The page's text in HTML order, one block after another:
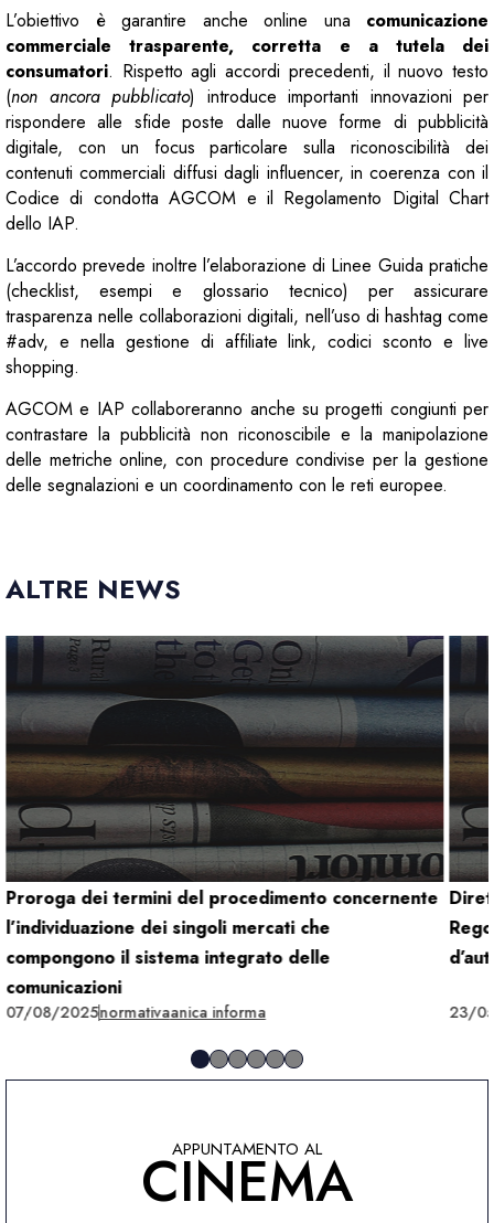
L’obiettivo è garantire anche online una comunicazione
commerciale trasparente, corretta e a tutela dei
consumatori. Rispetto agli accordi precedenti, il nuovo testo
(non ancora pubblicato) introduce importanti innovazioni per
rispondere alle sfide poste dalle nuove forme di pubblicità
digitale, con un focus particolare sulla riconoscibilità dei
contenuti commerciali diffusi dagli influencer, in coerenza con il
Codice di condotta AGCOM e il Regolamento Digital Chart
dello IAP.
L’accordo prevede inoltre l’elaborazione di Linee Guida pratiche
(checklist, esempi e glossario tecnico) per assicurare
trasparenza nelle collaborazioni digitali, nell’uso di hashtag come
#adv, e nella gestione di affiliate link, codici sconto e live
shopping.
AGCOM e IAP collaboreranno anche su progetti congiunti per
contrastare la pubblicità non riconoscibile e la manipolazione
delle metriche online, con procedure condivise per la gestione
delle segnalazioni e un coordinamento con le reti europee.
ALTRE NEWS
Proroga dei termini del procedimento concernente
l’individuazione dei singoli mercati che
compongono il sistema integrato delle
comunicazioni
07/08/2025normativaanica informa 23/
APPUNTAMENTO AL
CINEMA